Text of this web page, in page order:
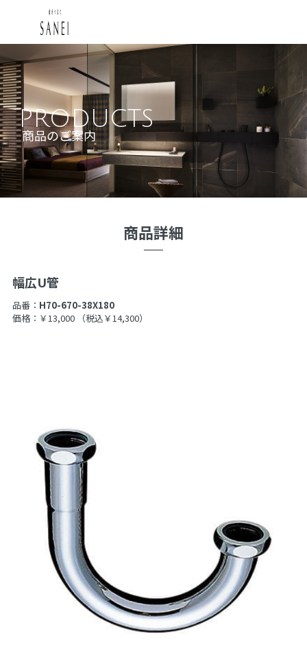
PRODUCTS
商品のご案内
商品詳細
幅広U管
品番： H70-670-38X180
価格：￥13,000
（税込￥14,300）